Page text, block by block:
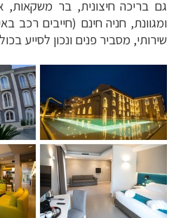
גם בריכה חיצונית, בר משקאות,
ומגוונת, חניה חינם (חייבים רכב
שירותי, מסביר פנים ונכון לסייע